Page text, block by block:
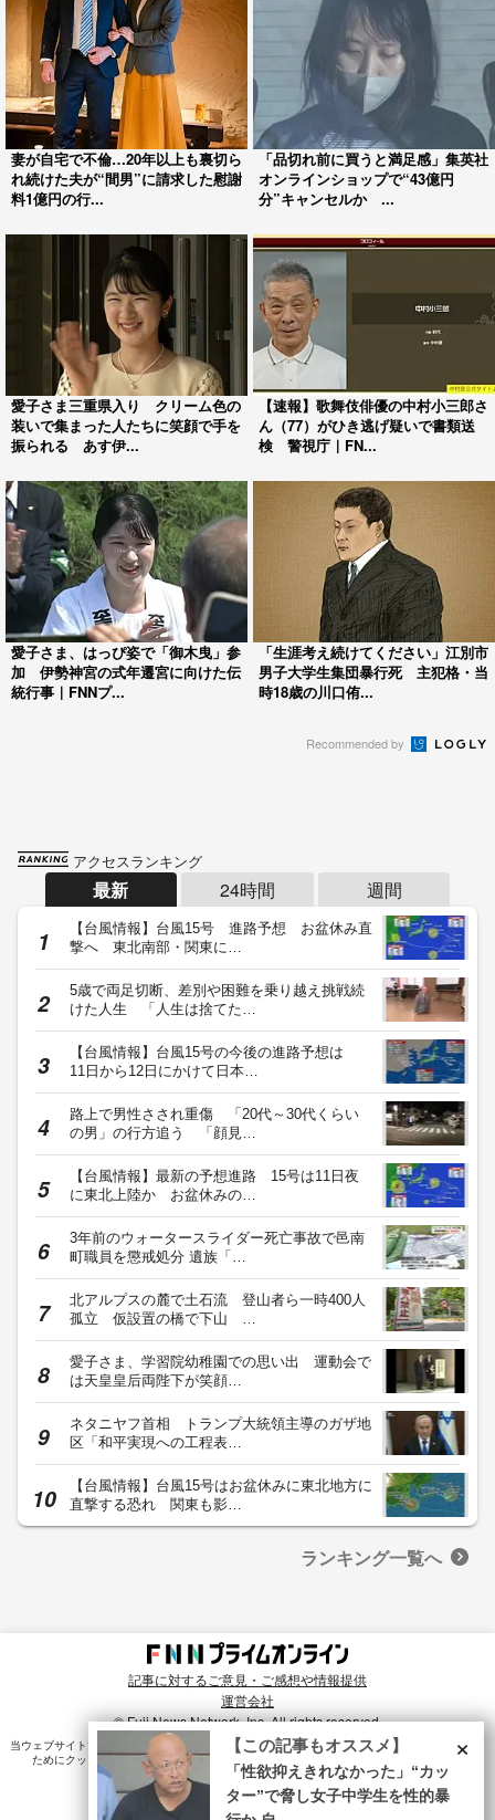
妻が自宅で不倫…20年以上も裏切ら
れ続けた夫が“間男”に請求した慰謝
料1億円の行...
「品切れ前に買うと満足感」集英社
オンラインショップで“43億円
分”キャンセルか ...
愛子さま三重県入り クリーム色の
装いで集まった人たちに笑顔で手を
振られる あす伊...
【速報】歌舞伎俳優の中村小三郎さ
ん（77）がひき逃げ疑いで書類送
検 警視庁｜FN...
愛子さま、はっぴ姿で「御木曳」参
加 伊勢神宮の式年遷宮に向けた伝
統行事｜FNNプ...
「生涯考え続けてください」江別市
男子大学生集団暴行死 主犯格・当
時18歳の川口侑...
Recommended by
アクセスランキング
最新 24時間 週間
【台風情報】台風15号 進路予想 お盆休み直
撃へ 東北南部・関東に…
5歳で両足切断、差別や困難を乗り越え挑戦続
けた人生 「人生は捨てた…
【台風情報】台風15号の今後の進路予想は
11日から12日にかけて日本…
路上で男性さされ重傷 「20代～30代くらい
の男」の行方追う 「顔見…
【台風情報】最新の予想進路 15号は11日夜
に東北上陸か お盆休みの…
3年前のウォータースライダー死亡事故で邑南
町職員を懲戒処分 遺族「…
北アルプスの麓で土石流 登山者ら一時400人
孤立 仮設置の橋で下山 …
愛子さま、学習院幼稚園での思い出 運動会で
は天皇皇后両陛下が笑顔…
ネタニヤフ首相 トランプ大統領主導のガザ地
区「和平実現への工程表…
【台風情報】台風15号はお盆休みに東北地方に
直撃する恐れ 関東も影…
ランキング一覧へ
記事に対するご意見・ご感想や情報提供
運営会社
© Fuji News Network, Inc. All rights reserved.
当ウェブサイトでは、ユーザのニーズ・興味・関⼼に合致したコンテンツや広告配信を提供する
ためにクッキーを使⽤しています。詳細は、プライバシーポリシー をご確認ください。×
【この記事もオススメ】
「性欲抑えきれなかった」“カッ
ター”で脅し女子中学生を性的暴